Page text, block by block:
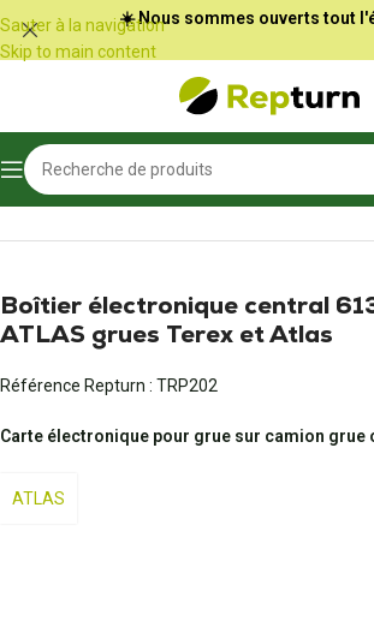
Panneau de gestion des cookies
Sauter à la navigation
Skip to main content
☀️ Nous sommes ouverts tout
Accueil
Boîtier électronique central
ATLAS grues Terex et Atlas
Référence Repturn : TRP202
Carte électronique pour grue sur camion grue
ATLAS